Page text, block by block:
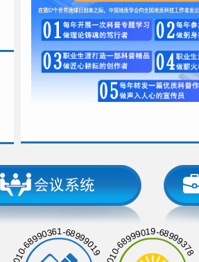
010-68990361-68999019 010-68999019-68999378